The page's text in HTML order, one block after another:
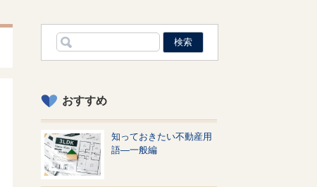
おすすめ
知っておきたい不動産用
語—一般編